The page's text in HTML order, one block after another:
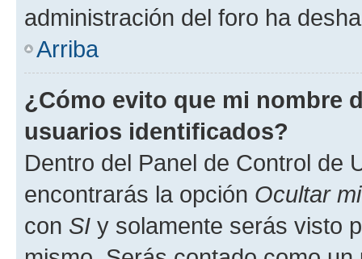
administración del foro ha
Arriba
¿Cómo evito que mi nombre
usuarios identificados?
Dentro del Panel de Control de
encontrarás la opción Ocultar
con SI y solamente serás visto